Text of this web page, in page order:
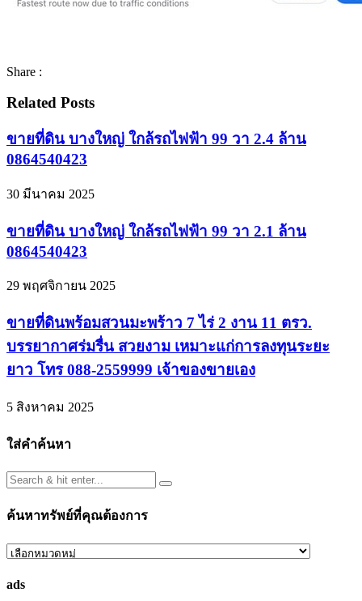
Share :
Related Posts
ขายที่ดิน บางใหญ่ ใกล้รถไฟฟ้า 99 วา 2.4 ล้าน
0864540423
30 มีนาคม 2025
ขายที่ดิน บางใหญ่ ใกล้รถไฟฟ้า 99 วา 2.1 ล้าน
0864540423
29 พฤศจิกายน 2025
ขายที่ดินพร้อมสวนมะพร้าว 7 ไร่ 2 งาน 11 ตรว.
บรรยากาศร่มรื่น สวยงาม เหมาะแก่การลงทุนระยะ
ยาว โทร 088-2559999 เจ้าของขายเอง
5 สิงหาคม 2025
ใส่คำค้นหา
ค้นหาทรัพย์ที่คุณต้องการ
ค้นหา
ที่
ads